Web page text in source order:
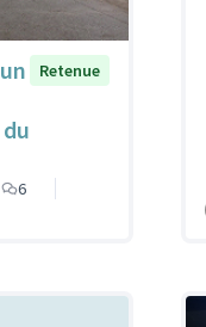
Retenue
6